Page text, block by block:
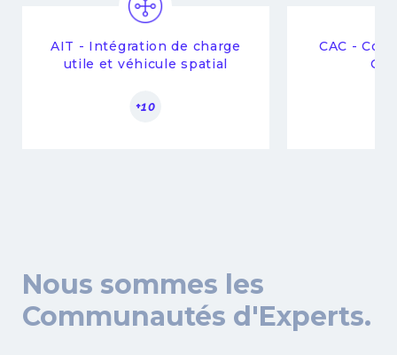
AIT - Intégration de charge
utile et véhicule spatial
+10
CAC -
Nous sommes les
Communautés d'Experts.